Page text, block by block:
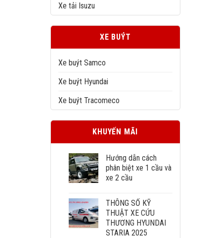
Xe tải Isuzu
XE BUÝT
Xe buýt Samco
Xe buýt Hyundai
Xe buýt Tracomeco
KHUYẾN MÃI
Hướng dẫn cách
phân biệt xe 1 cầu và
xe 2 cầu
THÔNG SỐ KỸ
THUẬT XE CỨU
THƯƠNG HYUNDAI
STARIA 2025